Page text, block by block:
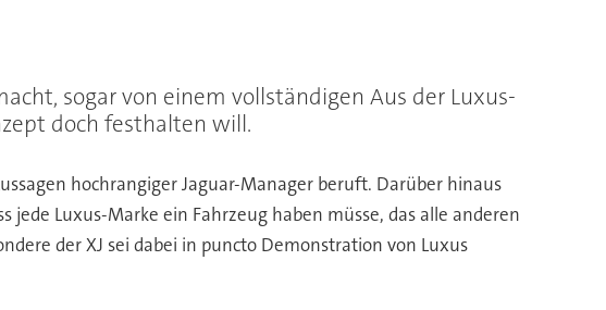
sogar von einem vollständigen Aus der Luxus-
doch festhalten will.
hochrangiger Jaguar-Manager beruft. Darüber hinaus
Luxus-Marke ein Fahrzeug haben müsse, das alle anderen
der XJ sei dabei in puncto Demonstration von Luxus